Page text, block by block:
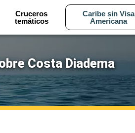
Cruceros
temáticos
Caribe sin Visa
Americana
Costa Diadema